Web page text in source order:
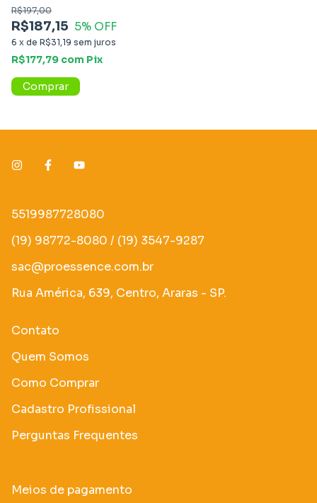
R$187,15
R$197,00
5% OFF
6 x de R$31,19 sem juros
R$177,79 com Pix
5519987728080
(19) 98772-8080 / (19) 3547-9287
sac@proessence.com.br
Rua América, 639, Centro, Araras - SP.
Contato
Quem Somos
Como Comprar
Cadastro Profissional
Perguntas Frequentes
Meios de pagamento